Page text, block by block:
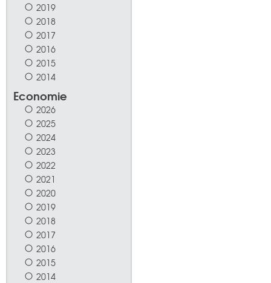
2019
2018
2017
2016
2015
2014
Economie
2026
2025
2024
2023
2022
2021
2020
2019
2018
2017
2016
2015
2014